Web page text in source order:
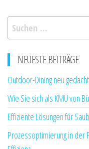
Suchen
nach:
NEUESTE BEITRÄGE
Outdoor-Dining neu
Wie Sie sich als KMU von
Effiziente Lösungen für
Prozessoptimierung in der